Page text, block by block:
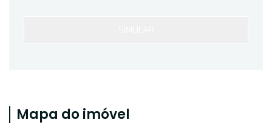
Mapa do imóvel